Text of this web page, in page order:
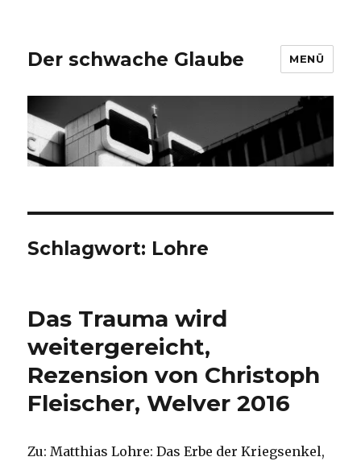
Der schwache Glaube MENÜ
Schlagwort: Lohre
Das Trauma wird
weitergereicht,
Rezension von Christoph
Fleischer, Welver 2016
Zu: Matthias Lohre: Das Erbe der Kriegsenkel,